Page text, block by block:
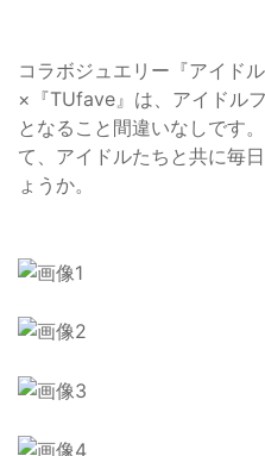
コラボジュエリー『アイド
×『TUfave』は、アイドル
となること間違いなしです
て、アイドルたちと共に毎
ょうか。